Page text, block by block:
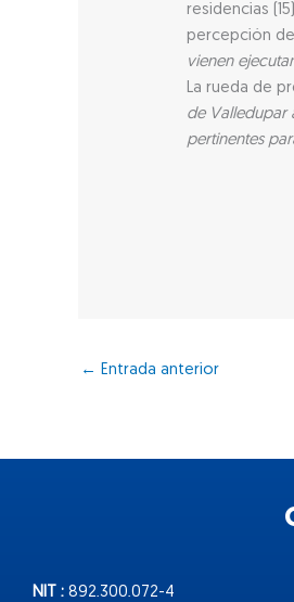
residencias
percepción
vienen
La rueda de
de Valledupar
pertinentes
← Entrada anterior
NIT : 892.300.072-4